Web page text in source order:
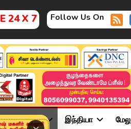
24 X 7 Follow Us On
விளையாட்டு இந்தியா